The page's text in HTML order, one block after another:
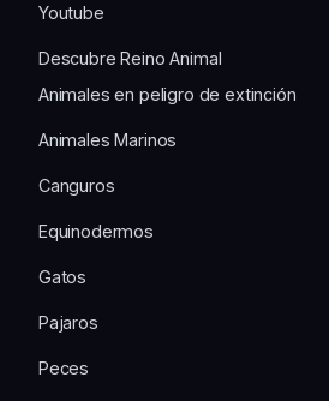
Youtube
Descubre Reino Animal
Animales en peligro de extinción
Animales Marinos
Canguros
Equinodermos
Gatos
Pajaros
Peces